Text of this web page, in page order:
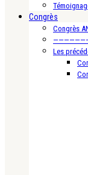
Congrès
Congrès
Les